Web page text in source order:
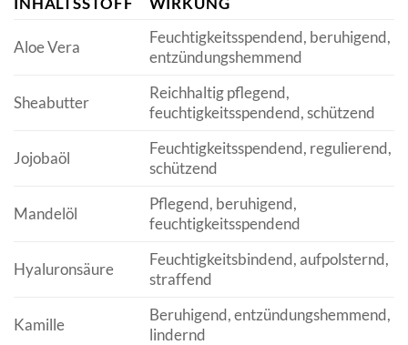
Aloe Vera
Feuchtigkeitsspendend, beruhigend,
entzündungshemmend
Sheabutter
Reichhaltig pflegend,
feuchtigkeitsspendend, schützend
Jojobaöl
Feuchtigkeitsspendend, regulierend,
schützend
Mandelöl
Pflegend, beruhigend,
feuchtigkeitsspendend
Hyaluronsäure
Feuchtigkeitsbindend, aufpolsternd,
straffend
Kamille
Beruhigend, entzündungshemmend,
lindernd